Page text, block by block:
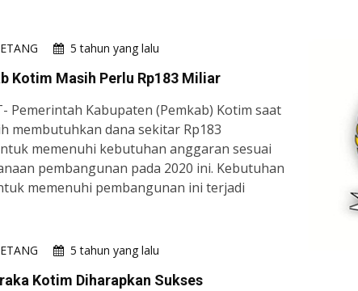
5 tahun yang lalu
Kotim Masih Perlu Rp183 Miliar
Pemerintah Kabupaten (Pemkab) Kotim saat
membutuhkan dana sekitar Rp183
memenuhi kebutuhan anggaran sesuai
pembangunan pada 2020 ini. Kebutuhan
memenuhi pembangunan ini terjadi
5 tahun yang lalu
Kotim Diharapkan Sukses